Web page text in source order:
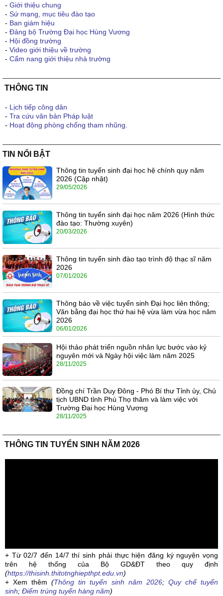
- Giới thiệu chung
- Sứ mạng, mục tiêu đào tạo
- Ban giám hiệu
- Đảng bộ Trường Đại học Hùng Vương
- Hội đồng trường
- Video giới thiệu về trường
- Cẩm nang giới thiệu nhà trường
THÔNG TIN
- Lịch tiếp công dân
- Tra cứu văn bản Pháp luật
- Hoạt động phòng chống tham nhũng.
TIN NỔI BẬT
Thông tin tuyển sinh đại học hệ chính quy năm
2026 (Cập nhật)
29/05/2026
Thông tin tuyển sinh đại học năm 2026 (Hình thức
đào tạo: Thường xuyên)
20/03/2026
Thông tin tuyển sinh đào tạo trình độ thạc sĩ năm
2026
07/01/2026
Thông báo về việc tuyển sinh Đại học liên thông;
Văn bằng đại học thứ hai hệ vừa làm vừa học năm
2026
06/01/2026
Hội thảo phát triển nguồn nhân lực bước vào kỷ
nguyên mới và Ngày hội việc làm năm 2025
28/11/2025
Đồng chí Trần Duy Đông - Phó Bí thư Tỉnh ủy, Chủ
tịch UBND tỉnh Phú Thọ thăm và làm việc với
Trường Đại học Hùng Vương
28/11/2025
THÔNG TIN TUYỂN SINH NĂM 2026
+ Từ 02/7 đến 14/7 thí sinh phải thực hiện đăng ký nguyện vọng
trên hệ thống của Bộ GD&ĐT theo quy định
(https://thisinh.thitotnghiepthpt.edu.vn)
+ Xem thêm(Thông tin tuyển sinh năm 2026; Quy chế tuyển
sinh; Điểm trúng tuyển hàng năm)